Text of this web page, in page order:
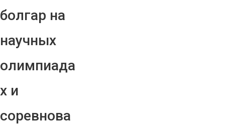
болгар на
научных
олимпиада
х и
соревнова